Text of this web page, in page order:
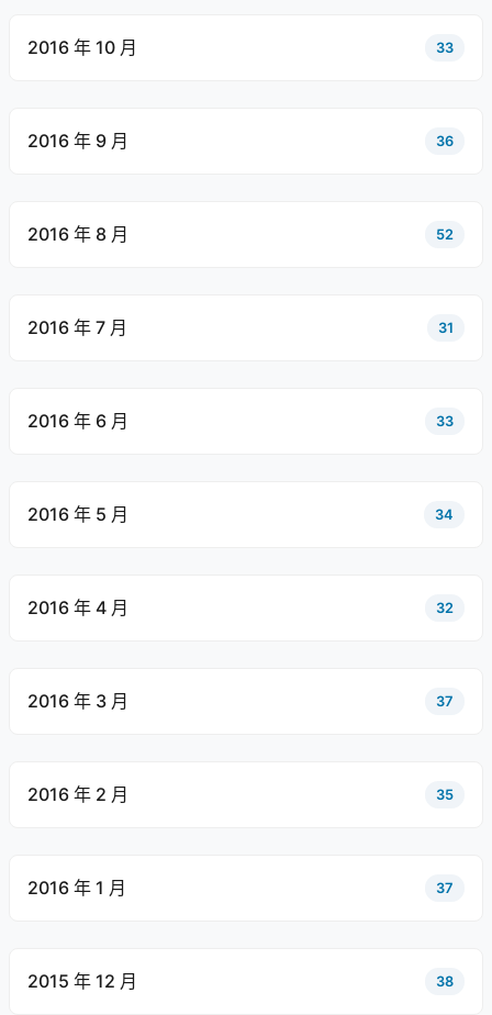
2016 年 10 月 33
2016 年 9 月 36
2016 年 8 月 52
2016 年 7 月 31
2016 年 6 月 33
2016 年 5 月 34
2016 年 4 月 32
2016 年 3 月 37
2016 年 2 月 35
2016 年 1 月 37
2015 年 12 月 38